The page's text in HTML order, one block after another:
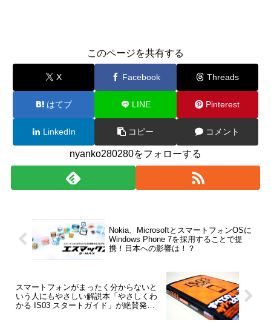
このページを共有する
X Facebook Threads
はてブ LINE Pinterest
LinkedIn コピー コメント
nyanko280280をフォローする
Nokia、MicrosoftとスマートフォンOSに
Windows Phone 7を採用することで提
携！日本への影響は！？
スマートフォンがまったく分からないと
いう人にもやさしい解説本「やさしくわ
かる IS03 スタートガイド」が絶賛発売